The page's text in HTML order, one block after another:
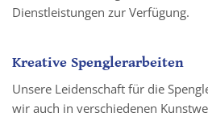
Dienstleistungen zur Verfügung.
Kreative Spenglerarbeiten
Unsere Leidenschaft für die
wir auch in verschiedenen